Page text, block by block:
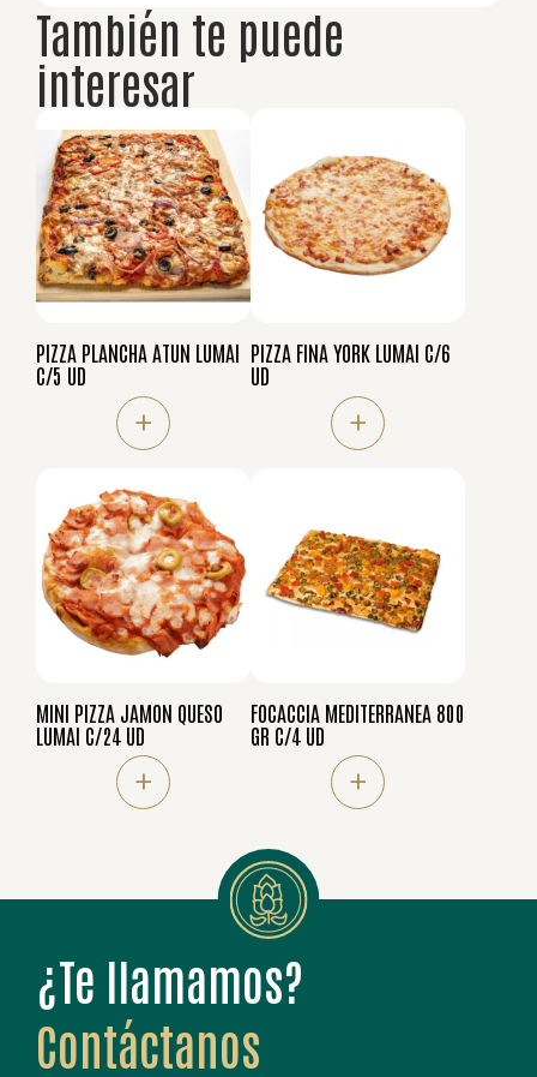
También te puede
interesar
PIZZA PLANCHA ATUN LUMAI
C/5 UD
+
PIZZA FINA YORK LUMAI C/6
UD
+
MINI PIZZA JAMON QUESO
LUMAI C/24 UD
+
FOCACCIA MEDITERRANEA 800
GR C/4 UD
+
¿Te llamamos?
Contáctanos